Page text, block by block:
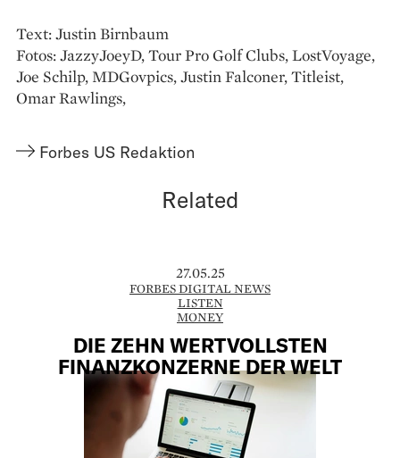
Text: Justin Birnbaum
Fotos: JazzyJoeyD, Tour Pro Golf Clubs, LostVoyage,
Joe Schilp, MDGovpics, Justin Falconer, Titleist,
Omar Rawlings,
Forbes US Redaktion
Related
27.05.25
FORBES DIGITAL NEWS
LISTEN
MONEY
DIE ZEHN WERTVOLLSTEN
FINANZKONZERNE DER WELT